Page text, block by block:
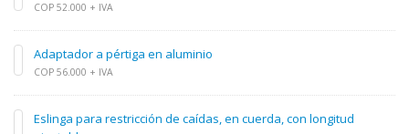
COP 52.000 + IVA
Adaptador a pértiga en aluminio
COP 56.000 + IVA
Eslinga para restricción de caídas, en cuerda, con longitud